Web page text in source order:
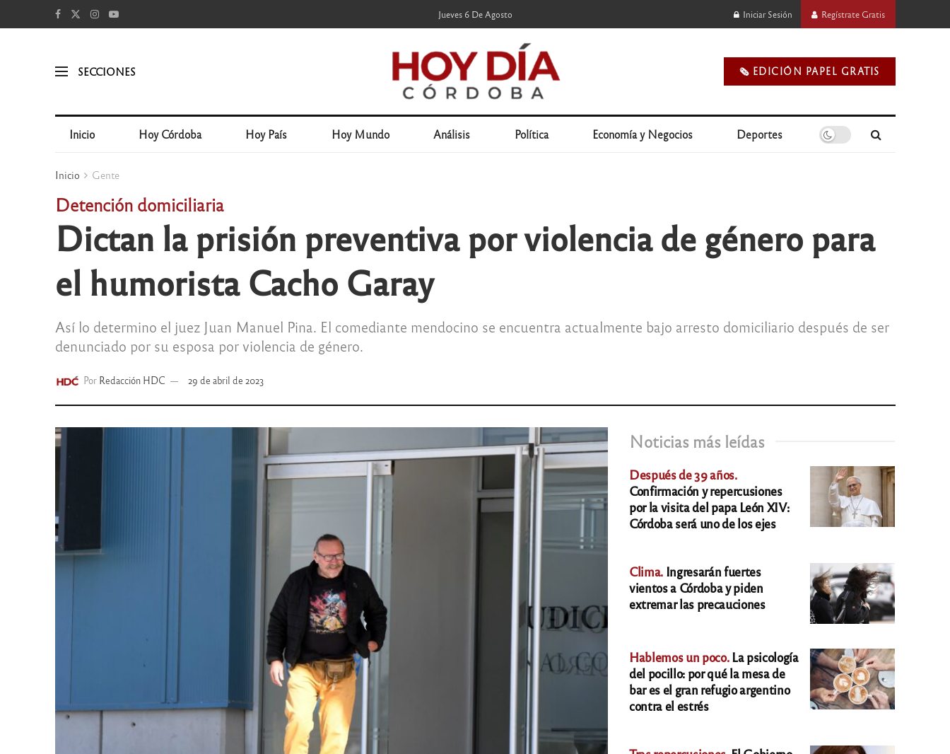
Jueves 6 De Agosto Iniciar Sesión Regístrate Gratis
SECCIONES 🗞️ EDICIÓN PAPEL GRATIS
Inicio Hoy Córdoba Hoy País Hoy Mundo Análisis Política Economía y Negocios Deportes
Inicio Gente
Detención domiciliaria
Dictan la prisión preventiva por violencia de género para
el humorista Cacho Garay
Así lo determino el juez Juan Manuel Pina. El comediante mendocino se encuentra actualmente bajo arresto domiciliario después de ser
denunciado por su esposa por violencia de género.
Por Redacción HDC 29 de abril de 2023
Noticias más leídas
Después de 39 años.
Confirmación y repercusiones
por la visita del papa León XIV:
Córdoba será uno de los ejes
Clima. Ingresarán fuertes
vientos a Córdoba y piden
extremar las precauciones
Hablemos un poco.La psicología
del pocillo: por qué la mesa de
bar es el gran refugio argentino
contra el estrés